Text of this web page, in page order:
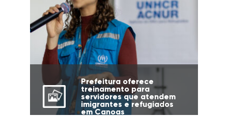
Prefeitura oferece
treinamento para
servidores que atendem
imigrantes e refugiados
em Canoas